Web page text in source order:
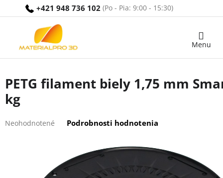
+421 948 736 102
Nákupný
PETG filament biely 1,75 mm
kg
hodnotenie
Neohodnotené Podrobnosti hodnotenia